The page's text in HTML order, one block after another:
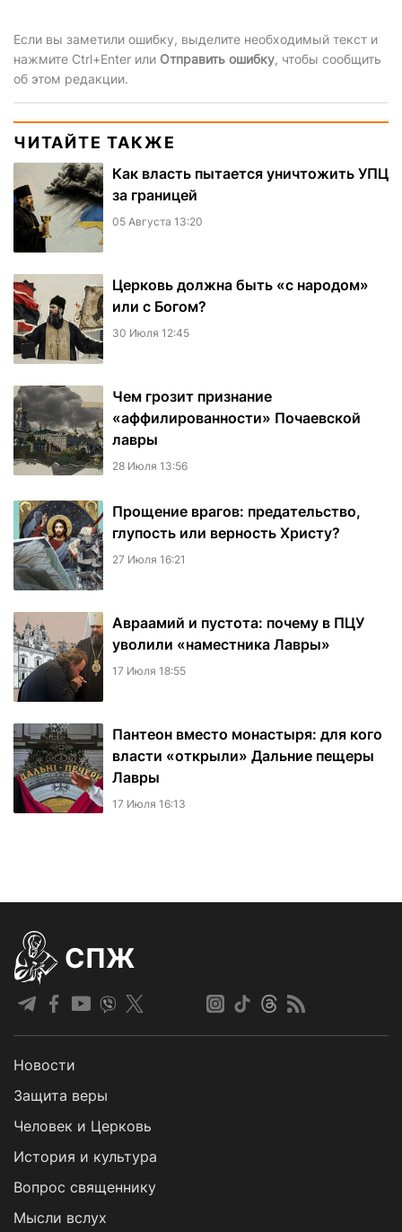
Если вы заметили ошибку, выделите необходимый текст и
нажмите Ctrl+Enter или Отправить ошибку, чтобы сообщить
об этом редакции.
ЧИТАЙТЕ ТАКЖЕ
Как власть пытается уничтожить УПЦ
за границей
05 Августа 13:20
Церковь должна быть «с народом»
или с Богом?
30 Июля 12:45
Чем грозит признание
«аффилированности» Почаевской
лавры
28 Июля 13:56
Прощение врагов: предательство,
глупость или верность Христу?
27 Июля 16:21
Авраамий и пустота: почему в ПЦУ
уволили «наместника Лавры»
17 Июля 18:55
Пантеон вместо монастыря: для кого
власти «открыли» Дальние пещеры
Лавры
17 Июля 16:13
СПЖ
Новости
Защита веры
Человек и Церковь
История и культура
Вопрос священнику
Мысли вслух